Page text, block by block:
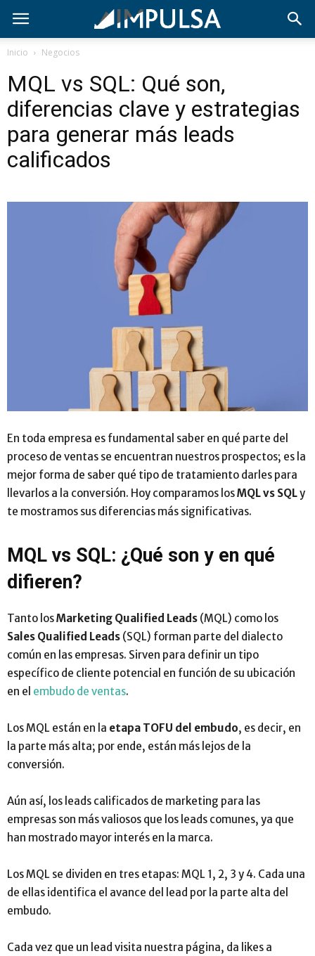
Inicio Negocios
MQL vs SQL: Qué son,
diferencias clave y estrategias
para generar más leads
calificados
En toda empresa es fundamental saber en qué parte del
proceso de ventas se encuentran nuestros prospectos; es la
mejor forma de saber qué tipo de tratamiento darles para
llevarlos a la conversión. Hoy comparamos losMQL vs SQLy
te mostramos sus diferencias más significativas.
MQL vs SQL: ¿Qué son y en qué
difieren?
Tanto losMarketing Qualified Leads (MQL) como los
Sales Qualified Leads (SQL) forman parte del dialecto
común en las empresas. Sirven para definir un tipo
específico de cliente potencial en función de su ubicación
en el embudo de ventas.
Los MQL están en la etapa TOFU del embudo, es decir, en
la parte más alta; por ende, están más lejos de la
conversión.
Aún así, los leads calificados de marketing para las
empresas son más valiosos que los leads comunes, ya que
han mostrado mayor interés en la marca.
Los MQL se dividen en tres etapas: MQL 1, 2, 3 y 4. Cada una
de ellas identifica el avance del lead por la parte alta del
embudo.
Cada vez que un lead visita nuestra página, da likes a